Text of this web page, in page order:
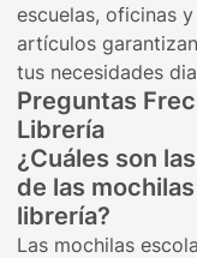
escuelas, oficinas
artículos
tus necesidades
Preguntas
Librería
¿Cuáles son
de las
librería?
Las mochilas